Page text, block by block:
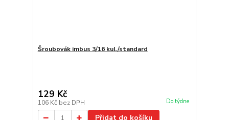
Šroubovák imbus 3/16 kul./standard
129 Kč
106 Kč bez DPH Do týdne
Přidat do košíku